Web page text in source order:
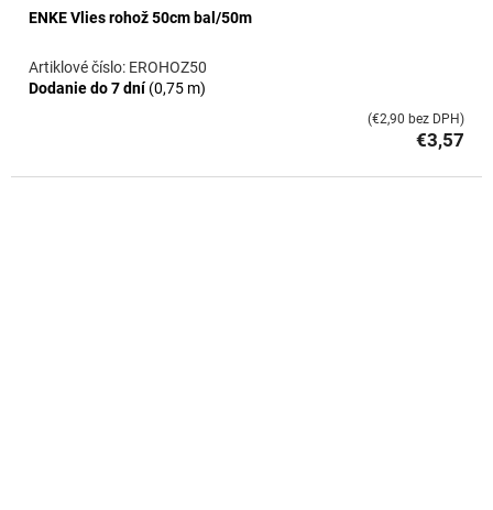
ENKE Vlies rohož 50cm bal/50m
Dodanie do 7 dní(0,75 m)
EROHOZ50
€3,57
(€2,90 bez DPH)